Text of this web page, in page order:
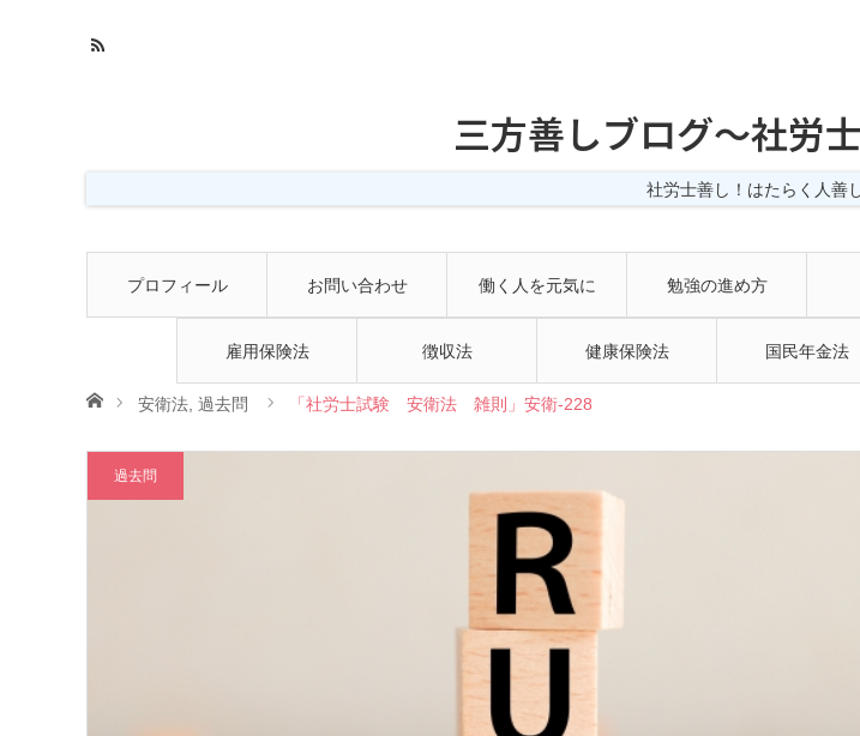
三方善しブログ〜社労
社労士善し！はたらく人善
プロフィール お問い合わせ 働く人を元気に 勉強の進め方
雇用保険法 徴収法 健康保険法 国民年金法
ホーム安衛法 過去問 「社労士試験 安衛法 雑則」安衛-228
過去問